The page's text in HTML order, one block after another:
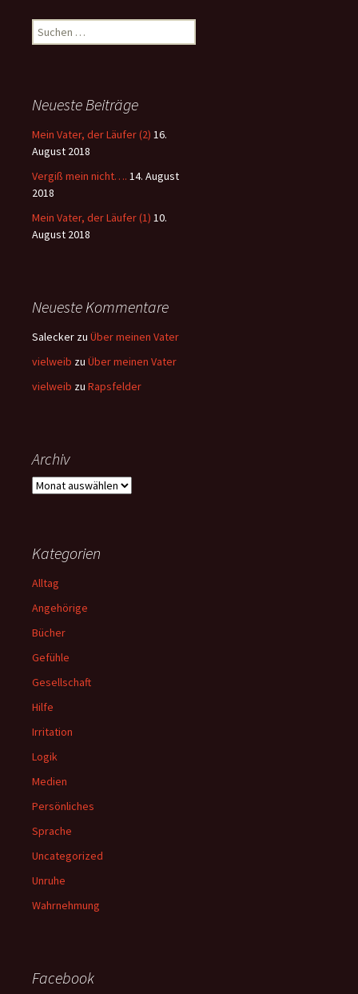
Suchen
nach:
Neueste Beiträge
Mein Vater, der Läufer (2) 16.
August 2018
Vergiß mein nicht…. 14. August
2018
Mein Vater, der Läufer (1) 10.
August 2018
Neueste Kommentare
Salecker zu Über meinen Vater
vielweib zu Über meinen Vater
vielweib zu Rapsfelder
Archiv
Archiv
Kategorien
Alltag
Angehörige
Bücher
Gefühle
Gesellschaft
Hilfe
Irritation
Logik
Medien
Persönliches
Sprache
Uncategorized
Unruhe
Wahrnehmung
Facebook